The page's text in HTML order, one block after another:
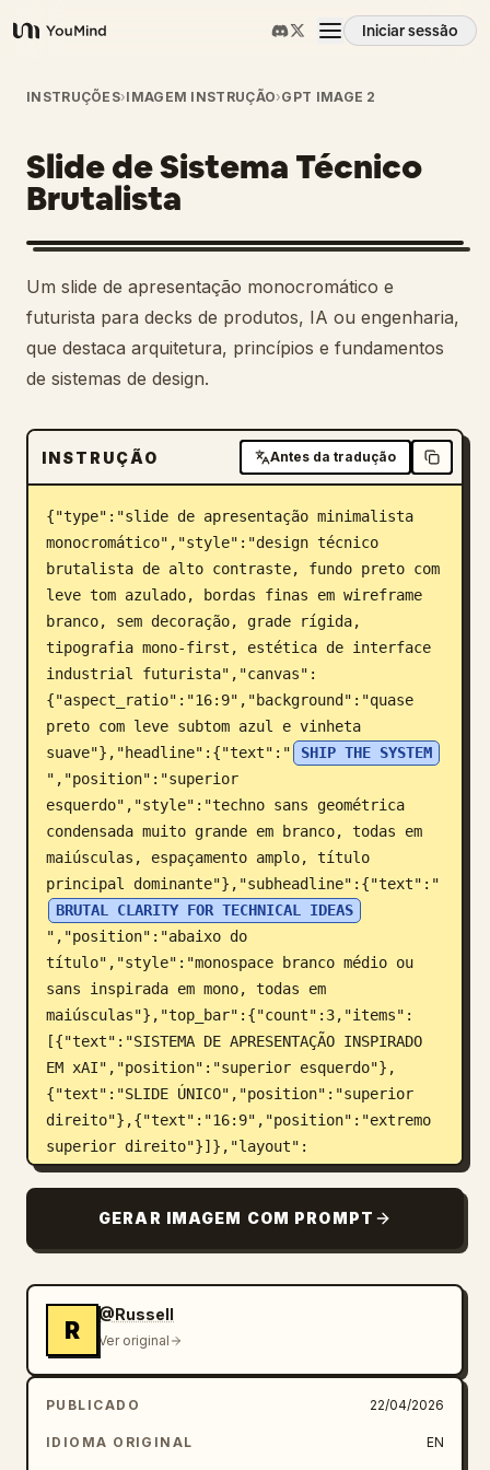
YouMind
Iniciar sessão
Visão geral
Casos de uso
Habilidades
Prompts
Preços
Transferir
Blogue
Atualizações
INSTRUÇÕES›IMAGEM INSTRUÇÃO›GPT IMAGE 2
Slide de Sistema Técnico
Brutalista
Um slide de apresentação monocromático e
futurista para decks de produtos, IA ou engenharia,
que destaca arquitetura, princípios e fundamentos
de sistemas de design.
INSTRUÇÃO Antes da tradução
{"type":"slide de apresentação minimalista
monocromático","style":"design técnico
brutalista de alto contraste, fundo preto com
leve tom azulado, bordas finas em wireframe
branco, sem decoração, grade rígida,
tipografia mono-first, estética de interface
industrial futurista","canvas":
{"aspect_ratio":"16:9","background":"quase
preto com leve subtom azul e vinheta
suave"},"headline":{"text":"
SHIP THE SYSTEM
","position":"superior
esquerdo","style":"techno sans geométrica
condensada muito grande em branco, todas em
maiúsculas, espaçamento amplo, título
principal dominante"},"subheadline":{"text":"
BRUTAL CLARITY FOR TECHNICAL IDEAS
","position":"abaixo do
título","style":"monospace branco médio ou
sans inspirada em mono, todas em
maiúsculas"},"top_bar":{"count":3,"items":
[{"text":"SISTEMA DE APRESENTAÇÃO INSPIRADO
EM xAI","position":"superior esquerdo"},
{"text":"SLIDE ÚNICO","position":"superior
direito"},{"text":"16:9","position":"extremo
superior direito"}]},"layout":
{"outer_frame":true,"sections":
esquerda","position":"coluna
esquerda","count":4,"labels":["[01] BRANCO NO
DECORAÇÃO","[04] MONO FIRST"]},
{"title":"ARQUITETURA DO
SISTEMA","position":"painel central
grande","count":5,"labels":["ENTRADA DE
DADOS","CAMADA DE
MODELO","MEMÓRIA","ENTREGA","OBSERVABILIDADE
GERAR IMAGEM COM PROMPT
R
@Russell
Ver original
PUBLICADO 22/04/2026
IDIOMA ORIGINAL EN